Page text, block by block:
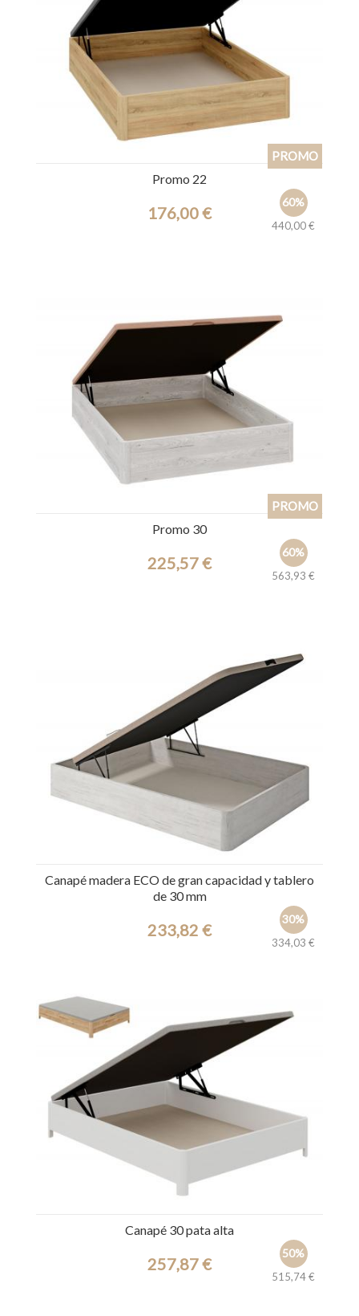
Promo 22
60%
440,00 €
176,00 €
Promo 30
60%
563,93 €
225,57 €
Canapé madera ECO de gran capacidad y tablero
de 30 mm
30%
334,03 €
233,82 €
Canapé 30 pata alta
50%
515,74 €
257,87 €